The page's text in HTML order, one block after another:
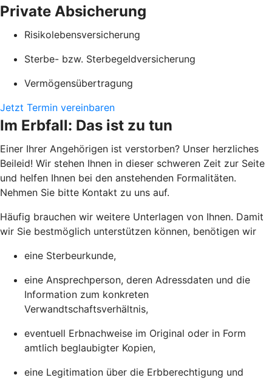
Private Absicherung
Risikolebensversicherung
Sterbe- bzw. Sterbegeldversicherung
Vermögensübertragung
Jetzt Termin vereinbaren
Im Erbfall: Das ist zu tun
Einer Ihrer Angehörigen ist verstorben? Unser herzliches
Beileid! Wir stehen Ihnen in dieser schweren Zeit zur Seite
und helfen Ihnen bei den anstehenden Formalitäten.
Nehmen Sie bitte Kontakt zu uns auf.
Häufig brauchen wir weitere Unterlagen von Ihnen. Damit
wir Sie bestmöglich unterstützen können, benötigen wir
eine Sterbeurkunde,
eine Ansprechperson, deren Adressdaten und die
Information zum konkreten
Verwandtschaftsverhältnis,
eventuell Erbnachweise im Original oder in Form
amtlich beglaubigter Kopien,
eine Legitimation über die Erbberechtigung und